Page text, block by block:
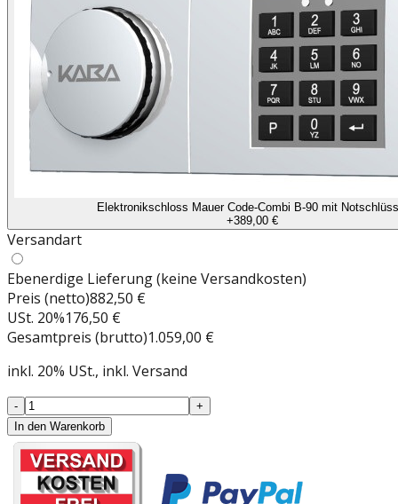
Elektronikschloss Mauer Code-Combi B-90 mit
+389,00 €
Versandart
Ebenerdige Lieferung (keine Versandkosten)
Preis (netto)882,50 €
USt. 20%176,50 €
Gesamtpreis (brutto)1.059,00 €
inkl. 20% USt., inkl. Versand
-
+
In den Warenkorb